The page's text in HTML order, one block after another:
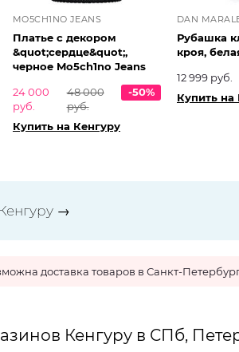
MO5CH1NO JEANS
Платье с декором
&quot;сердце&quot;,
черное Mo5ch1no Jeans
24 000
руб.
48 000
руб.
-50%
Купить на Кенгуру
DAN
Рубашка
кроя,
12 999 руб.
Купить на
→
доставка товаров в Санкт-
Кенгуру в СПб,